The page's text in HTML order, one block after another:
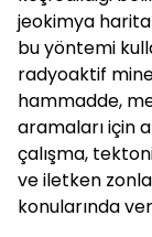
jeokimya
bu yöntemi
radyoaktif
hammadde,
aramaları için
çalışma,
ve iletken
konularında